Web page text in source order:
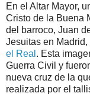
En el Altar Mayor,
Cristo de la Buena
del barroco, Juan
Jesuitas en
el Real . Esta
Guerra Civil y
nueva cruz de la
realizada por el